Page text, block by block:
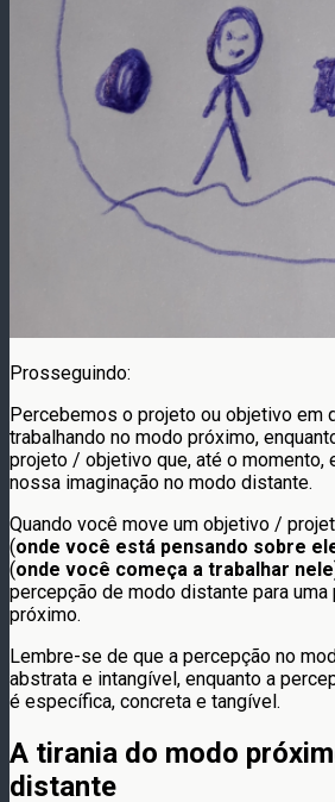
Prosseguindo:
Percebemos o projeto ou objetivo em
trabalhando no modo próximo,
projeto / objetivo que, até o momento,
nossa imaginação no modo distante.
Quando você move um objetivo /
(onde você está pensando sobre
(onde você começa a trabalhar nele
percepção de modo distante para
próximo.
Lembre-se de que a percepção no
abstrata e intangível, enquanto a
é específica, concreta e tangível.
A tirania do modo
distante